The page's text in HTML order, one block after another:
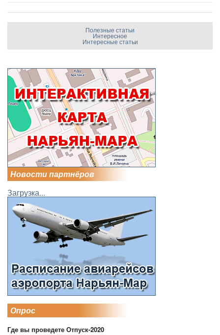
Полезные статьи
Интересное
Интересные статьи
Новости партнёров
Загрузка...
Опрос
Где вы проведете Отпуск-2020